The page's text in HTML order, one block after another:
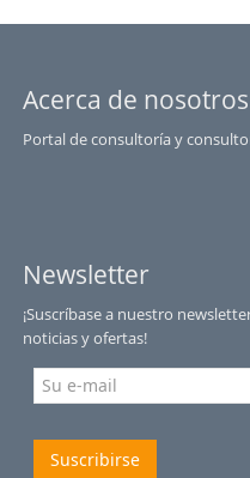
Acerca de nosotros
Portal de consultoría y
Newsletter
¡Suscríbase a nuestro
noticias y ofertas!
Suscribirse